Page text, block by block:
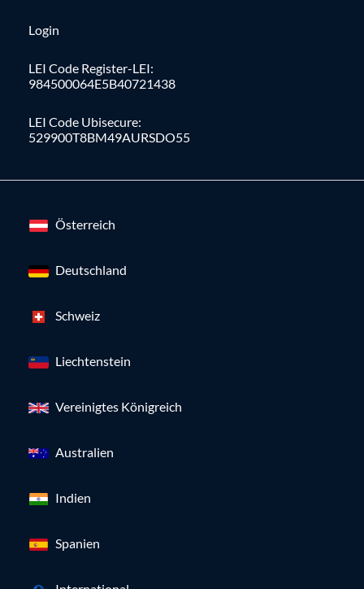
Login
LEI Code Register-LEI:
984500064E5B40721438
LEI Code Ubisecure:
529900T8BM49AURSDO55
Österreich
Deutschland
Schweiz
Liechtenstein
Vereinigtes Königreich
Australien
Indien
Spanien